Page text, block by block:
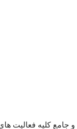
و جامع کلیه فعالیت